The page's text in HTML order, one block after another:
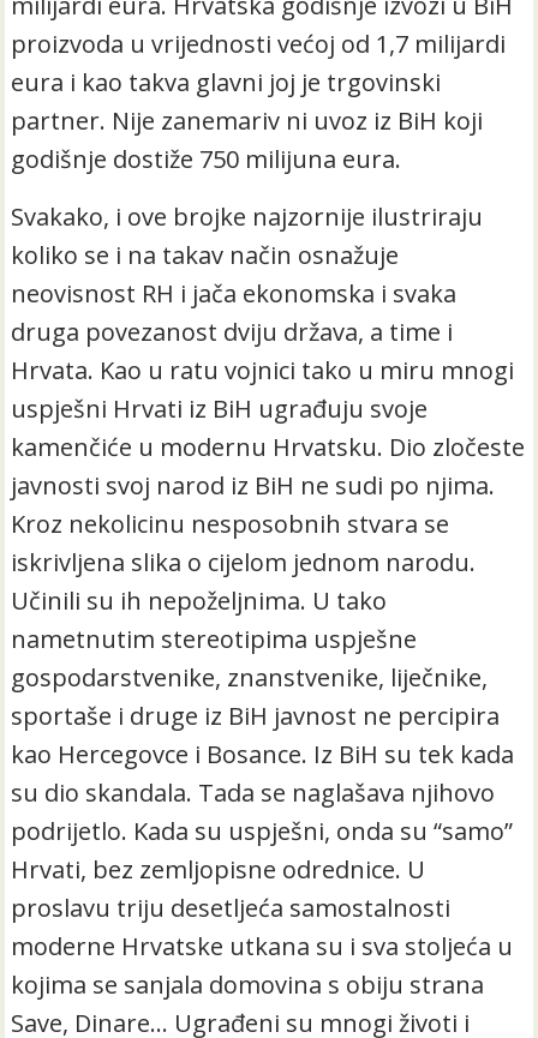
proizvoda u vrijednosti većoj od 1,7 milijardi
eura i kao takva glavni joj je trgovinski
partner. Nije zanemariv ni uvoz iz BiH koji
godišnje dostiže 750 milijuna eura.
Svakako, i ove brojke najzornije ilustriraju
koliko se i na takav način osnažuje
neovisnost RH i jača ekonomska i svaka
druga povezanost dviju država, a time i
Hrvata. Kao u ratu vojnici tako u miru mnogi
uspješni Hrvati iz BiH ugrađuju svoje
kamenčiće u modernu Hrvatsku. Dio zločeste
javnosti svoj narod iz BiH ne sudi po njima.
Kroz nekolicinu nesposobnih stvara se
iskrivljena slika o cijelom jednom narodu.
Učinili su ih nepoželjnima. U tako
nametnutim stereotipima uspješne
gospodarstvenike, znanstvenike, liječnike,
sportaše i druge iz BiH javnost ne percipira
kao Hercegovce i Bosance. Iz BiH su tek kada
su dio skandala. Tada se naglašava njihovo
podrijetlo. Kada su uspješni, onda su “samo”
Hrvati, bez zemljopisne odrednice. U
proslavu triju desetljeća samostalnosti
moderne Hrvatske utkana su i sva stoljeća u
kojima se sanjala domovina s obiju strana
Save, Dinare… Ugrađeni su mnogi životi i